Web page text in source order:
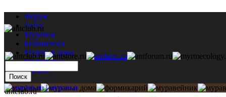
Форум
ЧаВо
Муравьи
Библиотека
Муравьи дома
Мастерская
Каталог
antclub.ru